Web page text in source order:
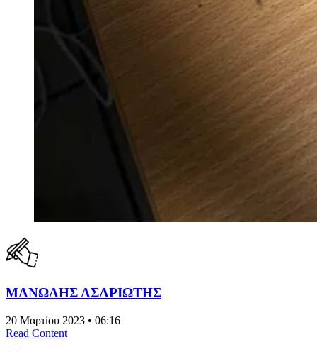
ΜΑΝΩΛΗΣ ΑΣΑΡΙΩΤΗΣ
20 Μαρτίου 2023 • 06:16
Read Content